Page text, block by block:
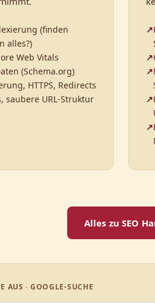
(finden
alles?)
Web Vitals
(Schema.org)
HTTPS, Redirects
saubere URL-Struktur
Alles zu SEO
AUS · GOOGLE-SUCHE